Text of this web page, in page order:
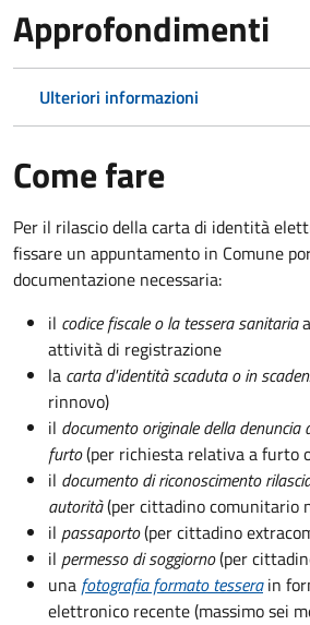
Approfondimenti
Ulteriori informazioni
Come fare
Per il rilascio della carta di identità
fissare un appuntamento in Comune
documentazione necessaria:
il codice fiscale o la tessera sanitaria
attività di registrazione
la carta d'identità scaduta o in
rinnovo)
il documento originale della
furto(per richiesta relativa a furto
il documento di riconoscimento
autorità(per cittadino comunitario
il passaporto(per cittadino
il permesso di soggiorno(per
una fotografia formato tessera in
elettronico recente (massimo sei